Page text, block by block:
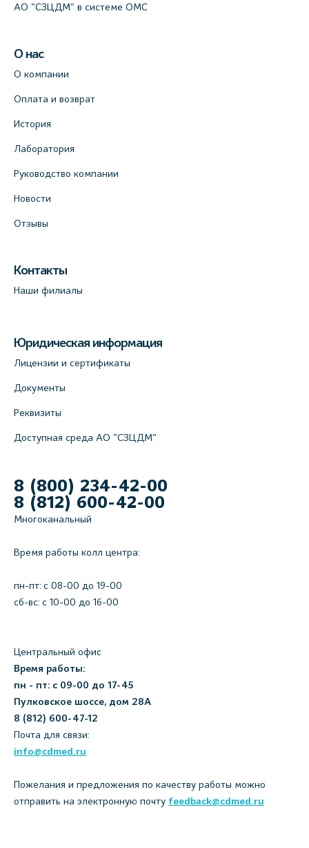
АО "СЗЦДМ" в системе ОМС
О нас
О компании
Оплата и возврат
История
Лаборатория
Руководство компании
Новости
Отзывы
Контакты
Наши филиалы
Юридическая информация
Лицензии и сертификаты
Документы
Реквизиты
Доступная среда АО "СЗЦДМ"
8 (800) 234-42-00
8 (812) 600-42-00
Многоканальный
Время работы колл центра:
пн-пт: c 08-00 до 19-00
сб-вс: с 10-00 до 16-00
Центральный офис
Время работы:
пн - пт: с 09-00 до 17-45
Пулковское шоссе, дом 28А
8 (812) 600-47-12
Почта для связи:
info@cdmed.ru
Пожелания и предложения по качеству работы можно
отправить на электронную почту feedback@cdmed.ru